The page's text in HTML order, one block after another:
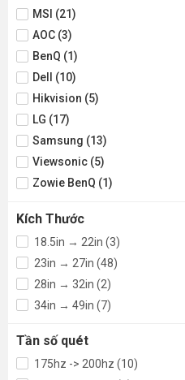
MSI (21)
AOC (3)
BenQ (1)
Dell (10)
Hikvision (5)
LG (17)
Samsung (13)
Viewsonic (5)
Zowie BenQ (1)
Kích Thước
18.5in → 22in (3)
23in → 27in (48)
28in → 32in (2)
34in → 49in (7)
Tần số quét
175hz -> 200hz (10)